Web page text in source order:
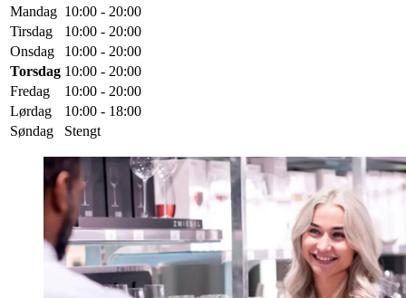
Mandag 10:00 - 20:00
Tirsdag
10:00 - 20:00
Onsdag
10:00 - 20:00
Torsdag 10:00 - 20:00
Fredag
10:00 - 20:00
Lørdag
10:00 - 18:00
Søndag
Stengt